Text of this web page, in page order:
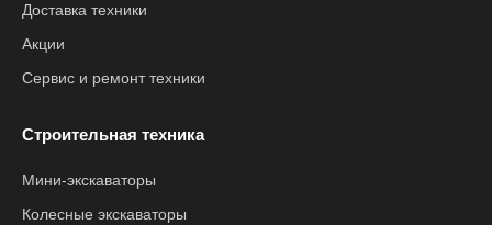
Доставка техники
Акции
Сервис и ремонт техники
Строительная техника
Мини-экскаваторы
Колесные экскаваторы